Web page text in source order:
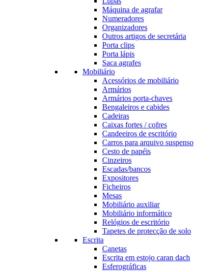
Máquina de agrafar
Numeradores
Organizadores
Outros artigos de secretária
Porta clips
Porta lápis
Saca agrafes
Mobiliário
Acessórios de mobiliário
Armários
Armários porta-chaves
Bengaleiros e cabides
Cadeiras
Caixas fortes / cofres
Candeeiros de escritório
Carros para arquivo suspenso
Cesto de papéis
Cinzeiros
Escadas/bancos
Expositores
Ficheiros
Mesas
Mobiliário auxiliar
Mobiliário informático
Relógios de escritório
Tapetes de protecção de solo
Escrita
Canetas
Escrita em estojo caran dach
Esferográficas